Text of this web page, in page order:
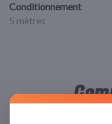
Conditionnement
5 mètres